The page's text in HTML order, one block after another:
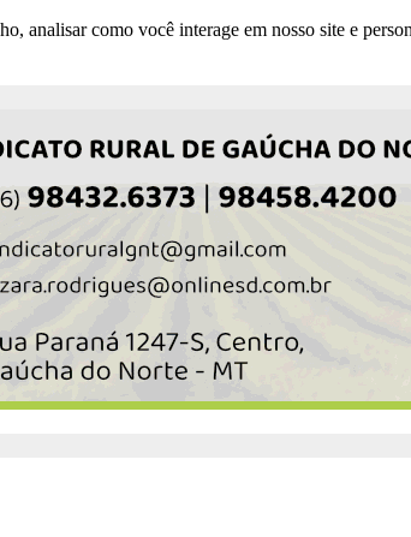
analisar como você interage em nosso site e